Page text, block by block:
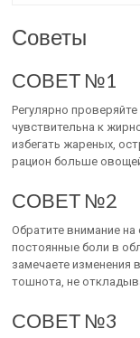
Советы
СОВЕТ №1
Регулярно
чувствительна к
избегать жареных,
рацион больше
СОВЕТ №2
Обратите внимание
постоянные боли в
замечаете изменения
тошнота, не
СОВЕТ №3